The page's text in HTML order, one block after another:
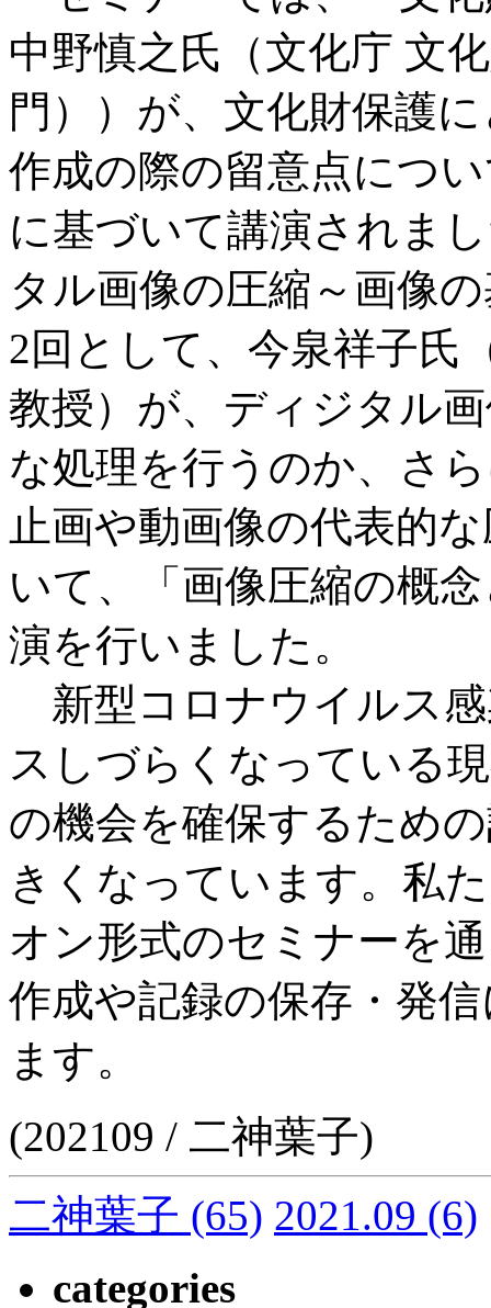
中野慎之氏（文化庁 文
門））が、文化財保護
作成の際の留意点につ
に基づいて講演されま
タル画像の圧縮～画像
2回として、今泉祥子氏
教授）が、ディジタル
な処理を行うのか、さ
止画や動画像の代表的
いて、「画像圧縮の概
演を行いました。
新型コロナウイルス
スしづらくなっている
の機会を確保するため
きくなっています。私
オン形式のセミナーを
作成や記録の保存・発
ます。
(202109 / 二神葉子)
二神葉子 (65) 2021.09 (6)
categories